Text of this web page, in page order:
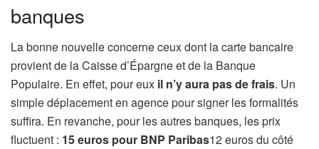
banques
La bonne nouvelle concerne ceux dont la carte bancaire
provient de la Caisse d’Épargne et de la Banque
Populaire. En effet, pour eux il n’y aura pas de frais. Un
simple déplacement en agence pour signer les formalités
suffira. En revanche, pour les autres banques, les prix
fluctuent : 15 euros pour BNP Paribas12 euros du côté